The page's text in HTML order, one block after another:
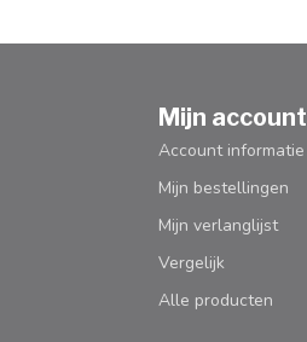
Mijn account
Account informatie
Mijn bestellingen
Mijn verlanglijst
Vergelijk
Alle producten